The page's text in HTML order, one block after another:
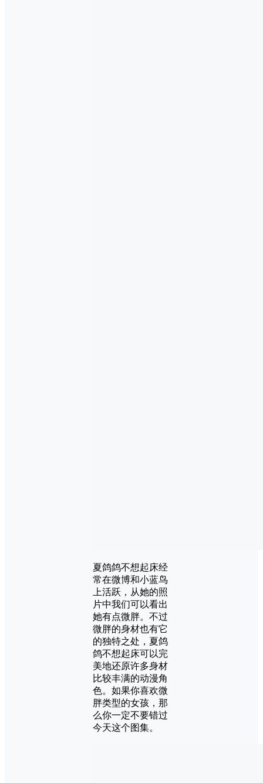
夏鸽鸽不想起床经
常在微博和小蓝鸟
上活跃，从她的照
片中我们可以看出
她有点微胖。不过
微胖的身材也有它
的独特之处，夏鸽
鸽不想起床可以完
美地还原许多身材
比较丰满的动漫角
色。如果你喜欢微
胖类型的女孩，那
么你一定不要错过
今天这个图集。